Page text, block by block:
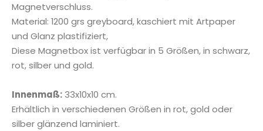
Magnetverschluss.
Material: 1200 grs greyboard, kaschiert mit Artpaper
und Glanz plastifiziert,
Diese Magnetbox ist verfügbar in 5 Größen, in schwarz,
rot, silber und gold.
Innenmaß: 33x10x10 cm.
Erhältlich in verschiedenen Größen in rot, gold oder
silber glänzend laminiert.